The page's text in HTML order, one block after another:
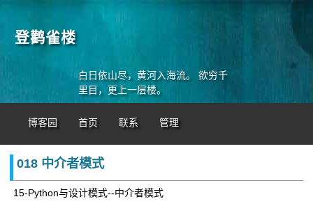
登鹳雀楼
白日依山尽，黄河入海流。 欲穷千
里目，更上一层楼。
博客园 首页 联系 管理
018 中介者模式
15-Python与设计模式--中介者模式